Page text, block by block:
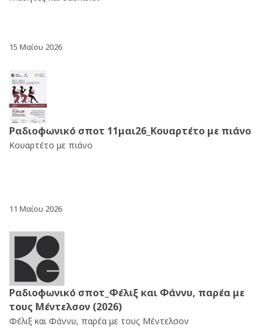
15 Μαίου 2026
Ραδιοφωνικό σποτ 11μαι26_Κουαρτέτο με πιάνο
Κουαρτέτο με πιάνο
11 Μαίου 2026
Ραδιοφωνικό σποτ_Φέλιξ και Φάννυ, παρέα με
τους Μέντελσον (2026)
Φέλιξ και Φάννυ, παρέα με τους Μέντελσον